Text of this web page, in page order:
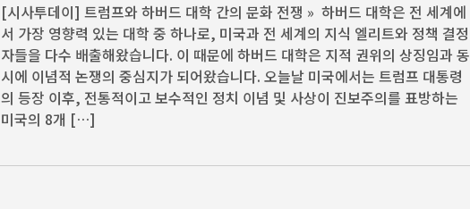
[시사투데이] 트럼프와 하버드 대학 간의 문화 전쟁 » 하버드 대학은 전 세계에
서 가장 영향력 있는 대학 중 하나로, 미국과 전 세계의 지식 엘리트와 정책 결정
자들을 다수 배출해왔습니다. 이 때문에 하버드 대학은 지적 권위의 상징임과 동
시에 이념적 논쟁의 중심지가 되어왔습니다. 오늘날 미국에서는 트럼프 대통령
의 등장 이후, 전통적이고 보수적인 정치 이념 및 사상이 진보주의를 표방하는
미국의 8개 […]